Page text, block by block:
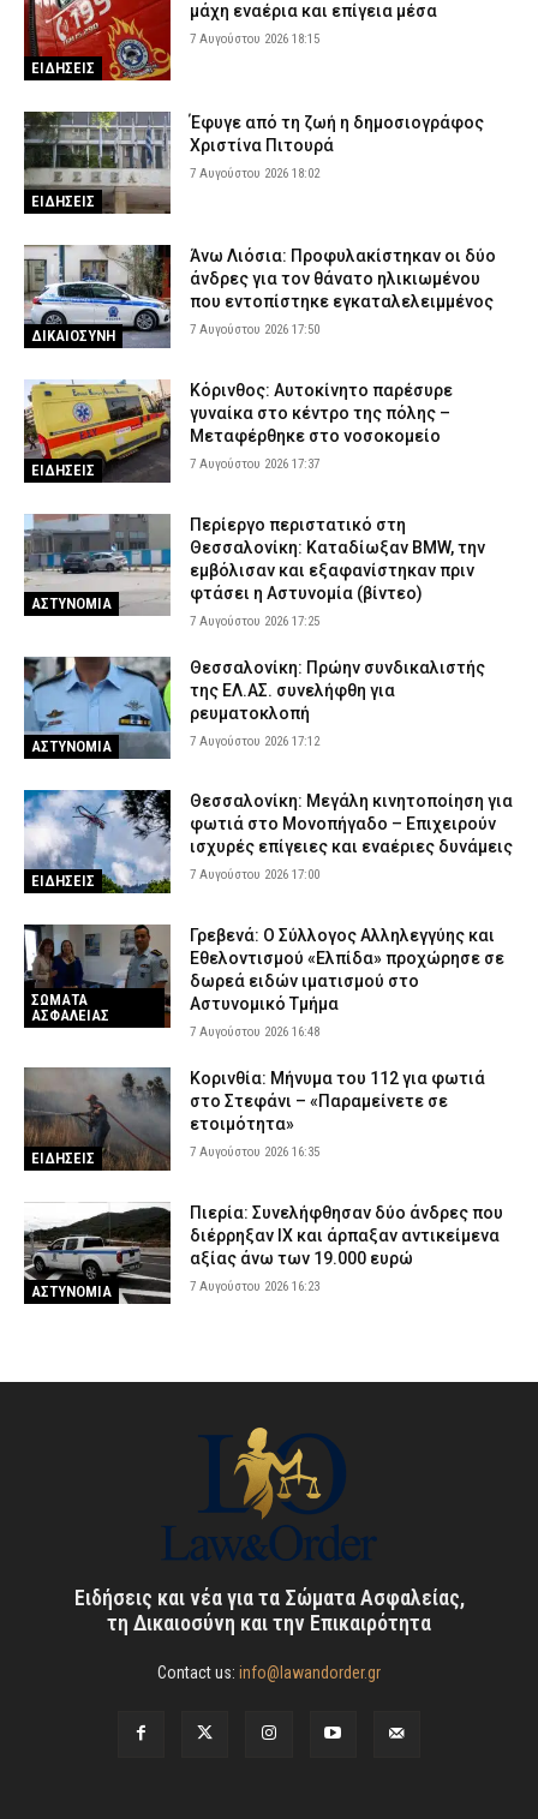
ΕΙΔΗΣΕΙΣ
μάχη εναέρια και επίγεια μέσα
7 Αυγούστου 2026 18:15
ΕΙΔΗΣΕΙΣ
Έφυγε από τη ζωή η δημοσιογράφος
Χριστίνα Πιτουρά
7 Αυγούστου 2026 18:02
ΔΙΚΑΙΟΣΥΝΗ
Άνω Λιόσια: Προφυλακίστηκαν οι δύο
άνδρες για τον θάνατο ηλικιωμένου
που εντοπίστηκε εγκαταλελειμμένος
7 Αυγούστου 2026 17:50
ΕΙΔΗΣΕΙΣ
Κόρινθος: Αυτοκίνητο παρέσυρε
γυναίκα στο κέντρο της πόλης –
Μεταφέρθηκε στο νοσοκομείο
7 Αυγούστου 2026 17:37
ΑΣΤΥΝΟΜΙΑ
Περίεργο περιστατικό στη
Θεσσαλονίκη: Καταδίωξαν BMW, την
εμβόλισαν και εξαφανίστηκαν πριν
φτάσει η Αστυνομία (βίντεο)
7 Αυγούστου 2026 17:25
ΑΣΤΥΝΟΜΙΑ
Θεσσαλονίκη: Πρώην συνδικαλιστής
της ΕΛ.ΑΣ. συνελήφθη για
ρευματοκλοπή
7 Αυγούστου 2026 17:12
ΕΙΔΗΣΕΙΣ
Θεσσαλονίκη: Μεγάλη κινητοποίηση για
φωτιά στο Μονοπήγαδο – Επιχειρούν
ισχυρές επίγειες και εναέριες δυνάμεις
7 Αυγούστου 2026 17:00
ΣΩΜΑΤΑ
ΑΣΦΑΛΕΙΑΣ
Γρεβενά: Ο Σύλλογος Αλληλεγγύης και
Εθελοντισμού «Ελπίδα» προχώρησε σε
δωρεά ειδών ιματισμού στο
Αστυνομικό Τμήμα
7 Αυγούστου 2026 16:48
ΕΙΔΗΣΕΙΣ
Κορινθία: Μήνυμα του 112 για φωτιά
στο Στεφάνι – «Παραμείνετε σε
ετοιμότητα»
7 Αυγούστου 2026 16:35
ΑΣΤΥΝΟΜΙΑ
Πιερία: Συνελήφθησαν δύο άνδρες που
διέρρηξαν ΙΧ και άρπαξαν αντικείμενα
αξίας άνω των 19.000 ευρώ
7 Αυγούστου 2026 16:23
Ειδήσεις και νέα για τα Σώματα Ασφαλείας,
τη Δικαιοσύνη και την Επικαιρότητα
Contact us: info@lawandorder.gr